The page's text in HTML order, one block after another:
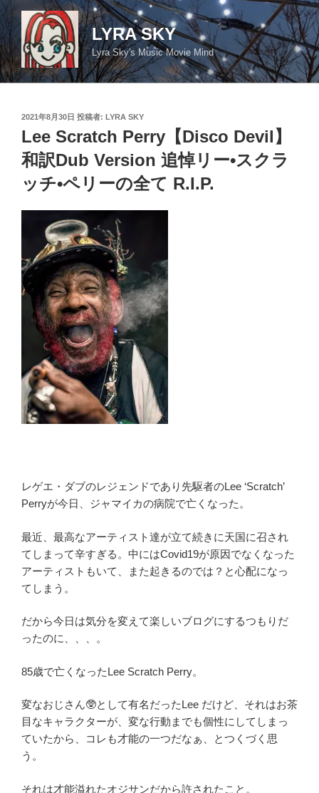
コ
ン
テ
ン
ツ
LYRA SKY
Lyra Sky's Music Movie Mind
投
稿
日:
2021年8月30日 投稿者: LYRA SKY
Lee Scratch Perry【Disco Devil】
和訳Dub Version 追悼リー•スクラ
ッチ•ペリーの全て R.I.P.
レゲエ・ダブのレジェンドであり先駆者のLee ‘Scratch’
Perryが今日、ジャマイカの病院で亡くなった。
最近、最高なアーティスト達が立て続きに天国に召され
てしまって辛すぎる。中にはCovid19が原因でなくなった
アーティストもいて、また起きるのでは？と心配になっ
てしまう。
だから今日は気分を変えて楽しいブログにするつもりだ
ったのに、、、。
85歳で亡くなったLee Scratch Perry。
変なおじさん🥸として有名だったLee だけど、それはお茶
目なキャラクターが、変な行動までも個性にしてしまっ
ていたから、コレも才能の一つだなぁ、とつくづく思
う。
それは才能溢れたオジサンだから許されたこと。